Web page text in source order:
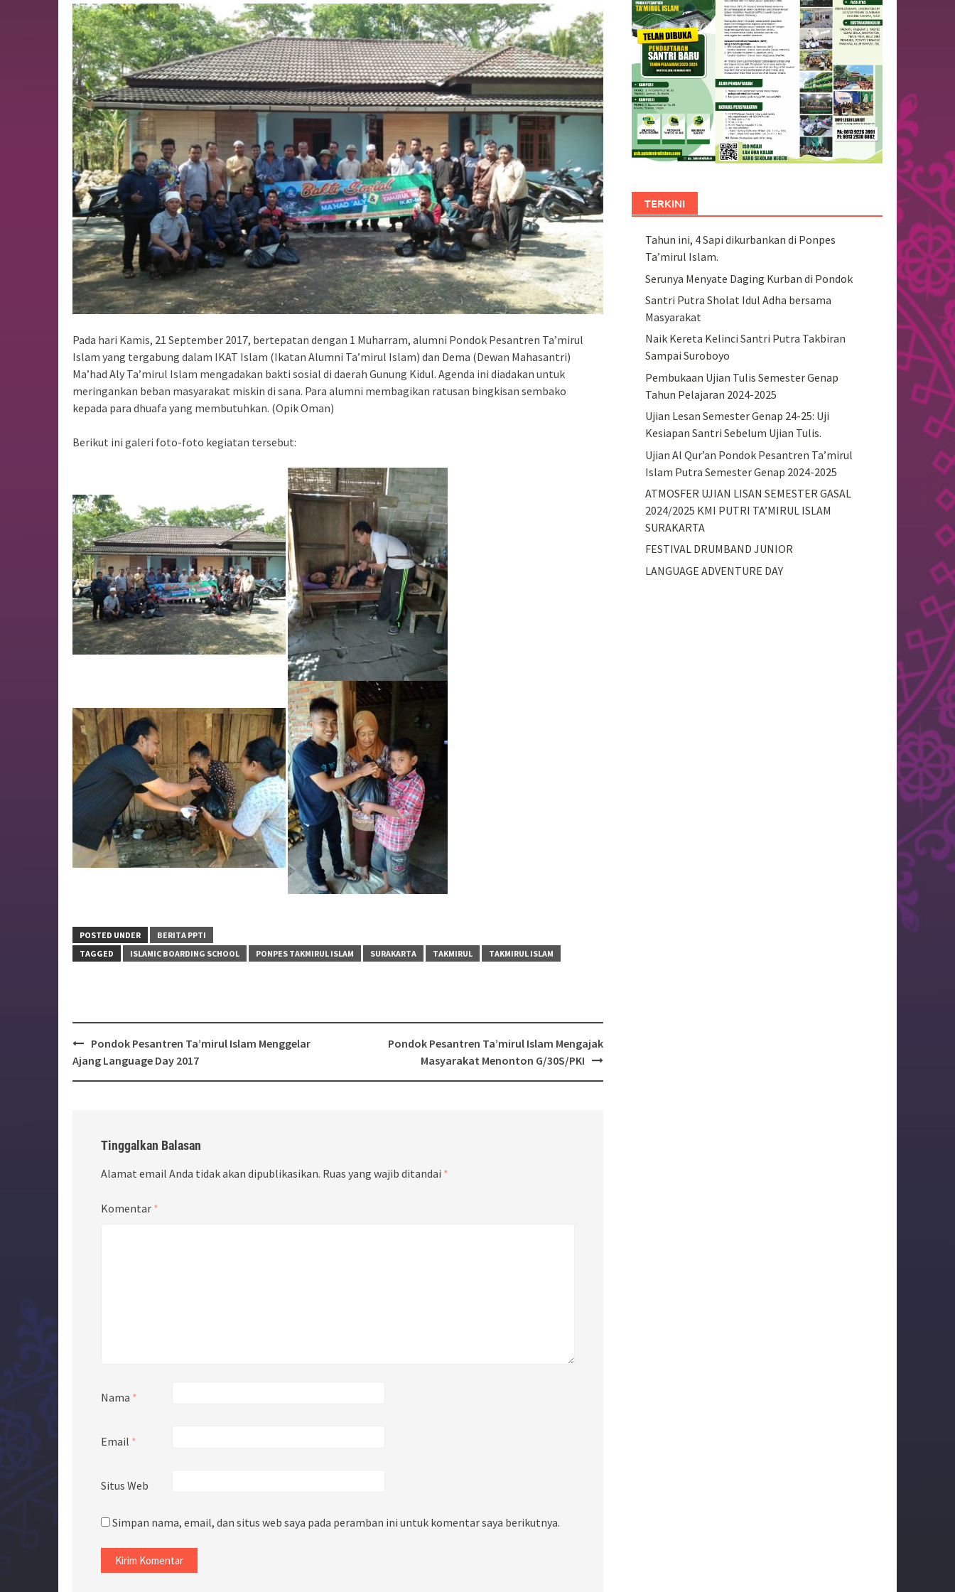
Pada hari Kamis, 21 September 2017, bertepatan dengan 1 Muharram, alumni Pondok Pesantren Ta’mirul
Islam yang tergabung dalam IKAT Islam (Ikatan Alumni Ta’mirul Islam) dan Dema (Dewan Mahasantri)
Ma’had Aly Ta’mirul Islam mengadakan bakti sosial di daerah Gunung Kidul. Agenda ini diadakan untuk
meringankan beban masyarakat miskin di sana. Para alumni membagikan ratusan bingkisan sembako
kepada para dhuafa yang membutuhkan. (Opik Oman)
Berikut ini galeri foto-foto kegiatan tersebut:
POSTED UNDER
BERITA PPTI
TAGGED
ISLAMIC BOARDING SCHOOL PONPES TAKMIRUL ISLAM SURAKARTA TAKMIRUL TAKMIRUL ISLAM
Post
navigation
Pondok Pesantren Ta’mirul Islam Menggelar
Ajang Language Day 2017
Pondok Pesantren Ta’mirul Islam Mengajak
Masyarakat Menonton G/30S/PKI
Tinggalkan Balasan
Alamat email Anda tidak akan dipublikasikan. Ruas yang wajib ditandai *
Komentar *
Nama *
Email *
Situs Web
Simpan nama, email, dan situs web saya pada peramban ini untuk komentar saya berikutnya.
TERKINI
Tahun ini, 4 Sapi dikurbankan di Ponpes
Ta’mirul Islam.
Serunya Menyate Daging Kurban di Pondok
Santri Putra Sholat Idul Adha bersama
Masyarakat
Naik Kereta Kelinci Santri Putra Takbiran
Sampai Suroboyo
Pembukaan Ujian Tulis Semester Genap
Tahun Pelajaran 2024-2025
Ujian Lesan Semester Genap 24-25: Uji
Kesiapan Santri Sebelum Ujian Tulis.
Ujian Al Qur’an Pondok Pesantren Ta’mirul
Islam Putra Semester Genap 2024-2025
ATMOSFER UJIAN LISAN SEMESTER GASAL
2024/2025 KMI PUTRI TA’MIRUL ISLAM
SURAKARTA
FESTIVAL DRUMBAND JUNIOR
LANGUAGE ADVENTURE DAY